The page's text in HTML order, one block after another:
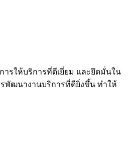
ารให้บริการที่ดีเยี่ยม และยึดมั่นใน
รพัฒนางานบริการที่ดียิ่งขึ้น ทำให้